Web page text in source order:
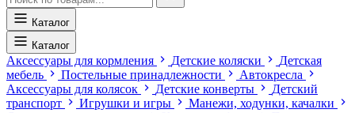
Каталог
Каталог
Аксессуары для кормления Детские коляски
Детская
мебель
Постельные принадлежности
Автокресла
Аксессуары для колясок
Детские конверты
Детский
транспорт
Игрушки и игры
Манежи, ходунки, качалки